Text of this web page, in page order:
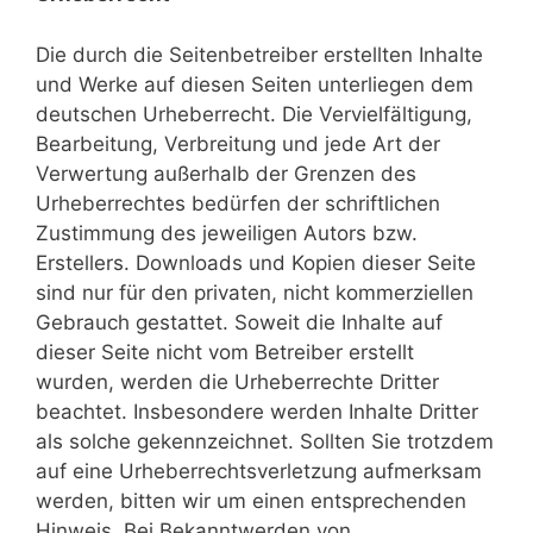
Die durch die Seitenbetreiber erstellten Inhalte
und Werke auf diesen Seiten unterliegen dem
deutschen Urheberrecht. Die Vervielfältigung,
Bearbeitung, Verbreitung und jede Art der
Verwertung außerhalb der Grenzen des
Urheberrechtes bedürfen der schriftlichen
Zustimmung des jeweiligen Autors bzw.
Erstellers. Downloads und Kopien dieser Seite
sind nur für den privaten, nicht kommerziellen
Gebrauch gestattet. Soweit die Inhalte auf
dieser Seite nicht vom Betreiber erstellt
wurden, werden die Urheberrechte Dritter
beachtet. Insbesondere werden Inhalte Dritter
als solche gekennzeichnet. Sollten Sie trotzdem
auf eine Urheberrechtsverletzung aufmerksam
werden, bitten wir um einen entsprechenden